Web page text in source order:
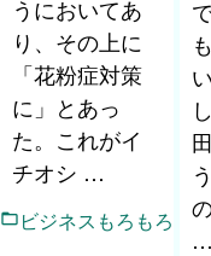
うにおいてあ
り、その上に
「花粉症対策
に」とあっ
た。これがイ
チオシ …
ビジネスもろもろ
…